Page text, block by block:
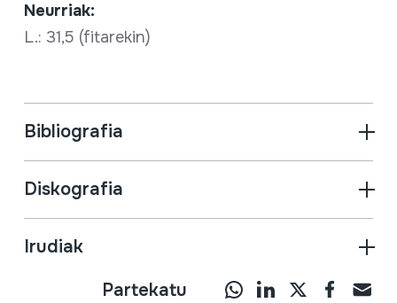
Neurriak:
L.: 31,5 (fitarekin)
Bibliografia
Diskografia
Irudiak
Partekatu